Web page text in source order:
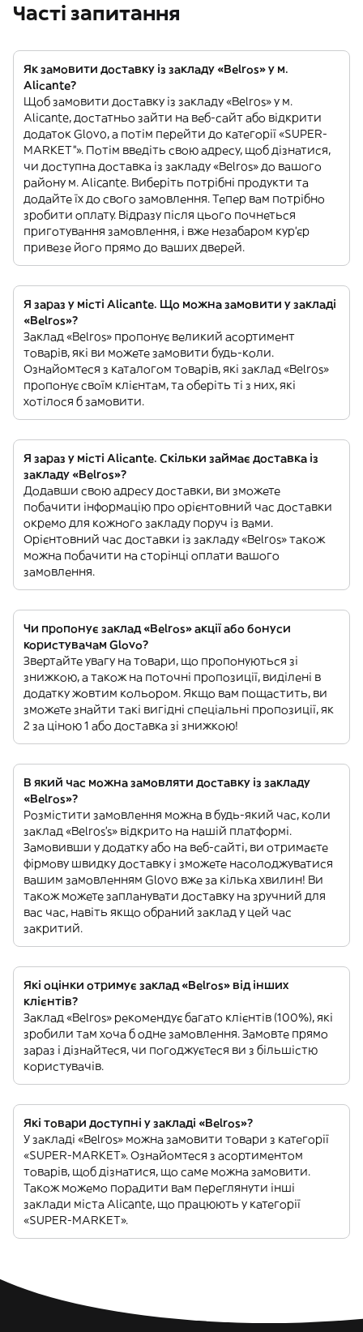
Часті запитання
Як замовити доставку із закладу «Belros» у м.
Alicante?
Щоб замовити доставку із закладу «Belros» у м.
Alicante, достатньо зайти на веб-сайт або відкрити
додаток Glovo, а потім перейти до категорії «SUPER-
MARKET”». Потім введіть свою адресу, щоб дізнатися,
чи доступна доставка із закладу «Belros» до вашого
району м. Alicante. Виберіть потрібні продукти та
додайте їх до свого замовлення. Тепер вам потрібно
зробити оплату. Відразу після цього почнеться
приготування замовлення, і вже незабаром кур'єр
привезе його прямо до ваших дверей.
Я зараз у місті Alicante. Що можна замовити у закладі
«Belros»?
Заклад «Belros» пропонує великий асортимент
товарів, які ви можете замовити будь-коли.
Ознайомтеся з каталогом товарів, які заклад «Belros»
пропонує своїм клієнтам, та оберіть ті з них, які
хотілося б замовити.
Я зараз у місті Alicante. Скільки займає доставка із
закладу «Belros»?
Додавши свою адресу доставки, ви зможете
побачити інформацію про орієнтовний час доставки
окремо для кожного закладу поруч із вами.
Орієнтовний час доставки із закладу «Belros» також
можна побачити на сторінці оплати вашого
замовлення.
Чи пропонує заклад «Belros» акції або бонуси
користувачам Glovo?
Звертайте увагу на товари, що пропонуються зі
знижкою, а також на поточні пропозиції, виділені в
додатку жовтим кольором. Якщо вам пощастить, ви
зможете знайти такі вигідні спеціальні пропозиції, як
2 за ціною 1 або доставка зі знижкою!
В який час можна замовляти доставку із закладу
«Belros»?
Розмістити замовлення можна в будь-який час, коли
заклад «Belros’s» відкрито на нашій платформі.
Замовивши у додатку або на веб-сайті, ви отримаєте
фірмову швидку доставку і зможете насолоджуватися
вашим замовленням Glovo вже за кілька хвилин! Ви
також можете запланувати доставку на зручний для
вас час, навіть якщо обраний заклад у цей час
закритий.
Які оцінки отримує заклад «Belros» від інших
клієнтів?
Заклад «Belros» рекомендує багато клієнтів (100%), які
зробили там хоча б одне замовлення. Замовте прямо
зараз і дізнайтеся, чи погоджуєтеся ви з більшістю
користувачів.
Які товари доступні у закладі «Belros»?
У закладі «Belros» можна замовити товари з категорії
«SUPER-MARKET». Ознайомтеся з асортиментом
товарів, щоб дізнатися, що саме можна замовити.
Також можемо порадити вам переглянути інші
заклади міста Alicante, що працюють у категорії
«SUPER-MARKET».